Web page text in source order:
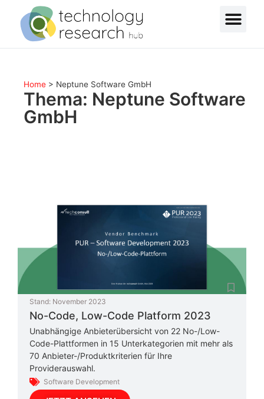
Home > Neptune Software GmbH
Thema: Neptune Software
GmbH
Stand: November 2023
No-Code, Low-Code Platform 2023
Unabhängige Anbieterübersicht von 22 No-/Low-
Code-Plattformen in 15 Unterkategorien mit mehr als
70 Anbieter-/Produktkriterien für Ihre
Providerauswahl.
Software Development